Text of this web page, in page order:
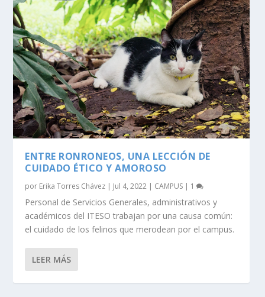
ENTRE RONRONEOS, UNA LECCIÓN DE
CUIDADO ÉTICO Y AMOROSO
por Erika Torres Chávez | Jul 4, 2022 | CAMPUS | 1
Personal de Servicios Generales, administrativos y
académicos del ITESO trabajan por una causa común:
el cuidado de los felinos que merodean por el campus.
LEER MÁS